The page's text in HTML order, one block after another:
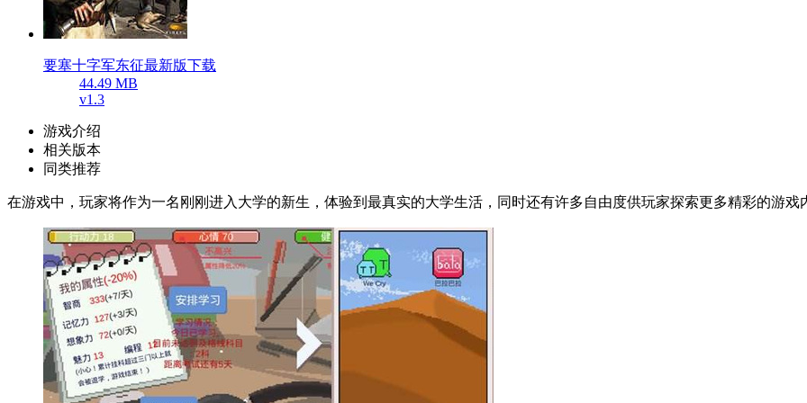
要塞十字军东征最新版下载
44.49 MB
v1.3
游戏介绍
相关版本
同类推荐
在游戏中，玩家将作为一名刚刚进入大学的新生，体验到最真实的大学生活，同时还有许多自由度供玩家探索更多精彩的游戏